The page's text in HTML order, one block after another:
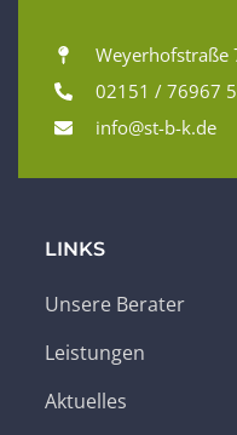
Weyerhofstraße
02151 / 76967
info@st-b-k.de
LINKS
Unsere Berater
Leistungen
Aktuelles